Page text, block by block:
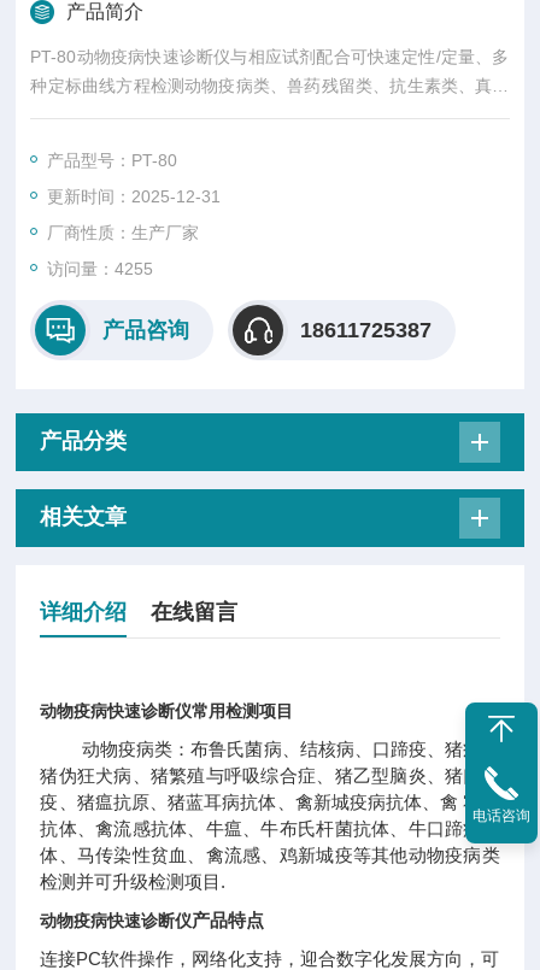
产品简介
PT-80动物疫病快速诊断仪与相应试剂配合可快速定性/定量、多
种定标曲线方程检测动物疫病类、兽药残留类、抗生素类、真菌
毒素类以及其他各种食品添 加剂及非法添加物项目检测。
产品型号：PT-80
更新时间：2025-12-31
厂商性质：生产厂家
访问量：4255
产品咨询 18611725387
产品分类
相关文章
详细介绍 在线留言
动物疫病快速诊断仪常用检测项目
动物疫病类：布鲁氏菌病、结核病、口蹄疫、猪瘟、
猪伪狂犬病、猪繁殖与呼吸综合症、猪乙型脑炎、猪口蹄
疫、猪瘟抗原、猪蓝耳病抗体、禽新城疫病抗体、禽 霍乱
抗体、禽流感抗体、牛瘟、牛布氏杆菌抗体、牛口蹄疫抗
体、马传染性贫血、禽流感、鸡新城疫等其他动物疫病类
检测并可升级检测项目.
动物疫病快速诊断仪产品特点
连接PC软件操作，网络化支持，迎合数字化发展方向，可
电话咨询